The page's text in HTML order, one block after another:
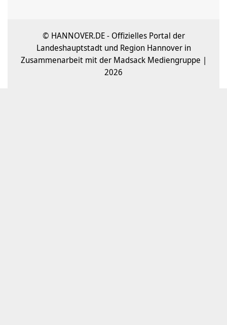
© HANNOVER.DE - Offizielles Portal der
Landeshauptstadt und Region Hannover in
Zusammenarbeit mit der Madsack Mediengruppe |
2026